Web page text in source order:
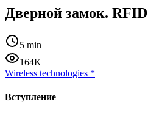
Дверной замок. RFID
5 min
164K
Wireless technologies *
Вступление